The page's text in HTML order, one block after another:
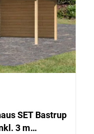
SET Bastrup
3 m